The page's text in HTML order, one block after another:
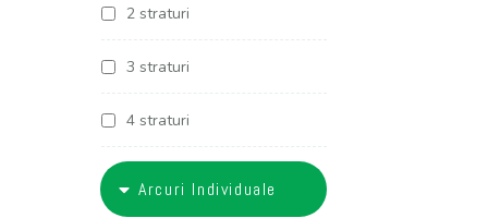
2 straturi
3 straturi
4 straturi
Arcuri Individuale